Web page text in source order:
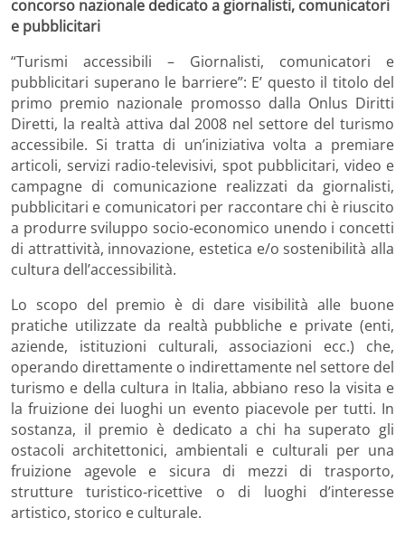
concorso nazionale dedicato a giornalisti, comunicatori
e pubblicitari
“Turismi accessibili – Giornalisti, comunicatori e
pubblicitari superano le barriere”: E’ questo il titolo del
primo premio nazionale promosso dalla Onlus Diritti
Diretti, la realtà attiva dal 2008 nel settore del turismo
accessibile. Si tratta di un’iniziativa volta a premiare
articoli, servizi radio-televisivi, spot pubblicitari, video e
campagne di comunicazione realizzati da giornalisti,
pubblicitari e comunicatori per raccontare chi è riuscito
a produrre sviluppo socio-economico unendo i concetti
di attrattività, innovazione, estetica e/o sostenibilità alla
cultura dell’accessibilità.
Lo scopo del premio è di dare visibilità alle buone
pratiche utilizzate da realtà pubbliche e private (enti,
aziende, istituzioni culturali, associazioni ecc.) che,
operando direttamente o indirettamente nel settore del
turismo e della cultura in Italia, abbiano reso la visita e
la fruizione dei luoghi un evento piacevole per tutti. In
sostanza, il premio è dedicato a chi ha superato gli
ostacoli architettonici, ambientali e culturali per una
fruizione agevole e sicura di mezzi di trasporto,
strutture turistico-ricettive o di luoghi d’interesse
artistico, storico e culturale.